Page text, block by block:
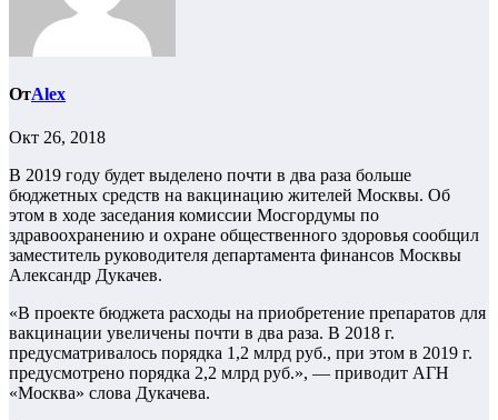
ОтAlex
Окт 26, 2018
В 2019 году будет выделено почти в два раза больше
бюджетных средств на вакцинацию жителей Москвы. Об
этом в ходе заседания комиссии Мосгордумы по
здравоохранению и охране общественного здоровья сообщил
заместитель руководителя департамента финансов Москвы
Александр Дукачев.
«В проекте бюджета расходы на приобретение препаратов для
вакцинации увеличены почти в два раза. В 2018 г.
предусматривалось порядка 1,2 млрд руб., при этом в 2019 г.
предусмотрено порядка 2,2 млрд руб.», — приводит АГН
«Москва» слова Дукачева.